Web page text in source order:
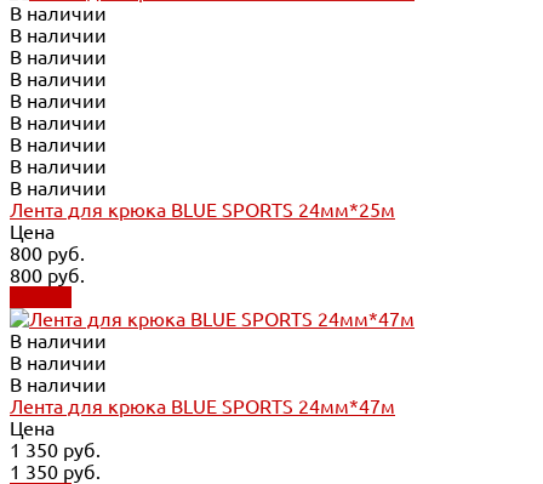
В наличии
В наличии
В наличии
В наличии
В наличии
В наличии
В наличии
В наличии
В наличии
Лента для крюка BLUE SPORTS 24мм*25м
Цена
800 руб.
800 руб.
В наличии
В наличии
В наличии
Лента для крюка BLUE SPORTS 24мм*47м
Цена
1 350 руб.
1 350 руб.